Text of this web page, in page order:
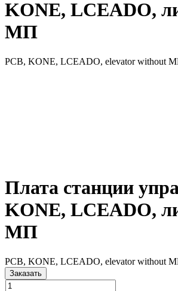
KONE, LCEADO,
МП
PCB, KONE, LCEADO, elevator without
Плата станции
KONE, LCEADO,
МП
PCB, KONE, LCEADO, elevator without
Заказать